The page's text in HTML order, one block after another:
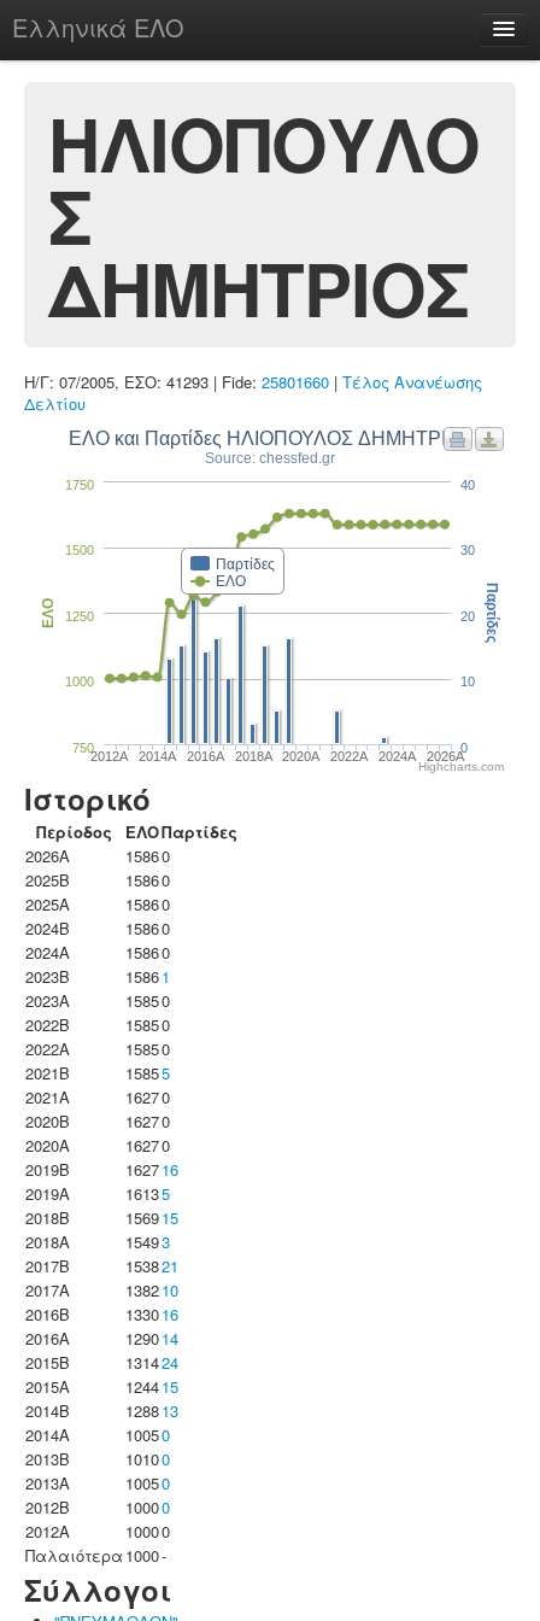
Ελληνικά ΕΛΟ
chesstu.be @ discord
Login
ΗΛΙΟΠΟΥΛΟ
Σ
ΔΗΜΗΤΡΙΟΣ
Η/Γ: 07/2005, ΕΣΟ: 41293 | Fide: 25801660 | Τέλος Ανανέωσης
Δελτίου
ΕΛΟ και Παρτίδες ΗΛΙΟΠΟΥΛΟΣ ΔΗΜΗΤΡΙΟΣ
Source: chessfed.gr
Παρτίδες
ΕΛΟ
2012A 2014A 2016A 2018A 2020A 2022A 2024A 2026A
1000
750
1250
1500
1750
ΕΛΟ
0
10
20
30
40
Παρτίδες
Highcharts.com
Ιστορικό
Περίοδος ΕΛΟΠαρτίδες
2026A
15860
2025B
15860
2025A
15860
2024B
15860
2024A
15860
2023B
15861
2023Α
15850
2022B
15850
2022A
15850
2021B
15855
2021A
16270
2020B
16270
2020A
16270
2019B
162716
2019A
16135
2018B
156915
2018A
15493
2017B
153821
2017A
138210
2016B
133016
2016A
129014
2015B
131424
2015A
124415
2014B
128813
2014A
10050
2013B
10100
2013A
10050
2012B
10000
2012A
10000
Παλαιότερα 1000-
Σύλλογοι